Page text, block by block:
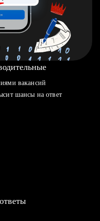
вакансий
шансы на ответ